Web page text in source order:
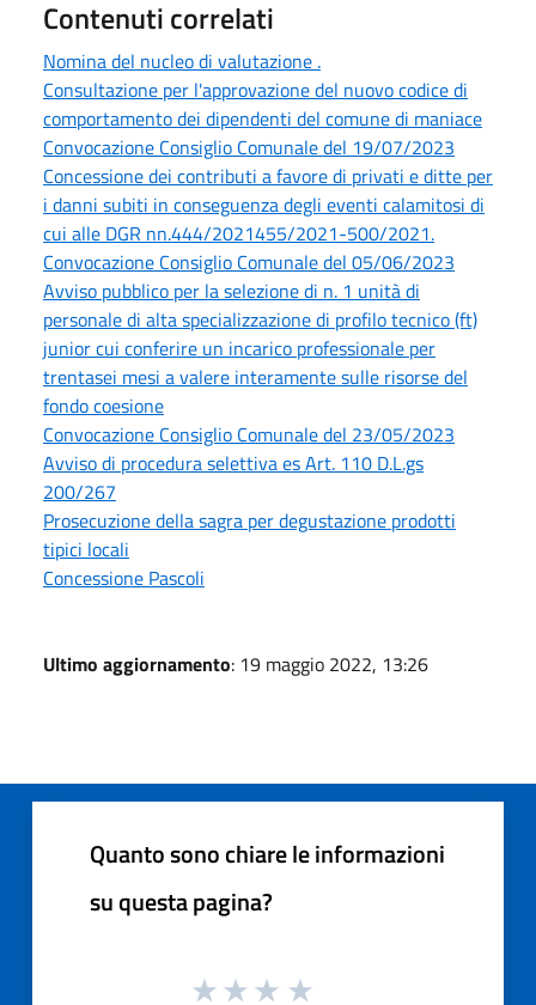
Contenuti correlati
Nomina del nucleo di valutazione .
Consultazione per l'approvazione del nuovo codice di
comportamento dei dipendenti del comune di maniace
Convocazione Consiglio Comunale del 19/07/2023
Concessione dei contributi a favore di privati e ditte per
i danni subiti in conseguenza degli eventi calamitosi di
cui alle DGR nn.444/2021455/2021-500/2021.
Convocazione Consiglio Comunale del 05/06/2023
Avviso pubblico per la selezione di n. 1 unità di
personale di alta specializzazione di profilo tecnico (ft)
junior cui conferire un incarico professionale per
trentasei mesi a valere interamente sulle risorse del
fondo coesione
Convocazione Consiglio Comunale del 23/05/2023
Avviso di procedura selettiva es Art. 110 D.L.gs
200/267
Prosecuzione della sagra per degustazione prodotti
tipici locali
Concessione Pascoli
Ultimo aggiornamento: 19 maggio 2022, 13:26
Quanto sono chiare le informazioni
su questa pagina?